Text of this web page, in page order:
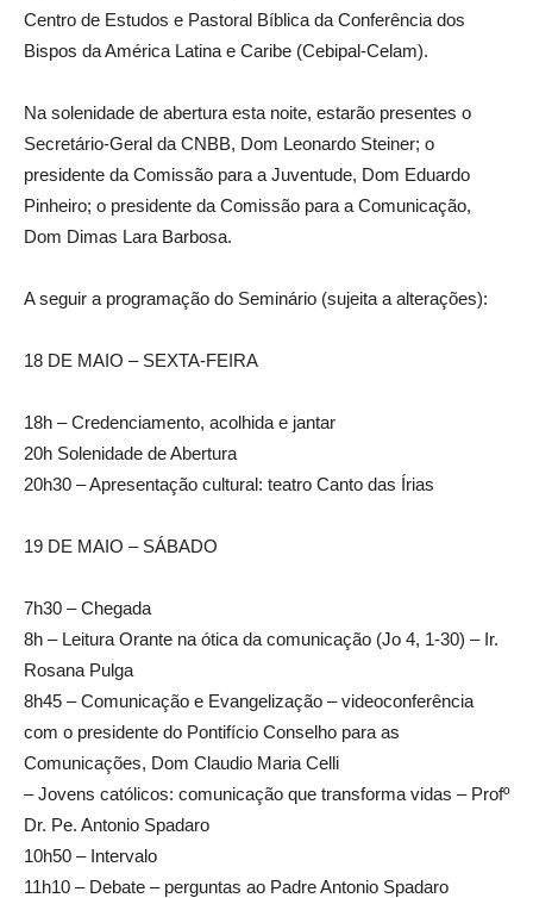
Centro de Estudos e Pastoral Bíblica da Conferência dos
Bispos da América Latina e Caribe (Cebipal-Celam).
Na solenidade de abertura esta noite, estarão presentes o
Secretário-Geral da CNBB, Dom Leonardo Steiner; o
presidente da Comissão para a Juventude, Dom Eduardo
Pinheiro; o presidente da Comissão para a Comunicação,
Dom Dimas Lara Barbosa.
A seguir a programação do Seminário (sujeita a alterações):
18 DE MAIO – SEXTA-FEIRA
18h – Credenciamento, acolhida e jantar
20h Solenidade de Abertura
20h30 – Apresentação cultural: teatro Canto das Írias
19 DE MAIO – SÁBADO
7h30 – Chegada
8h – Leitura Orante na ótica da comunicação (Jo 4, 1-30) – Ir.
Rosana Pulga
8h45 – Comunicação e Evangelização – videoconferência
com o presidente do Pontifício Conselho para as
Comunicações, Dom Claudio Maria Celli
– Jovens católicos: comunicação que transforma vidas – Profº
Dr. Pe. Antonio Spadaro
10h50 – Intervalo
11h10 – Debate – perguntas ao Padre Antonio Spadaro